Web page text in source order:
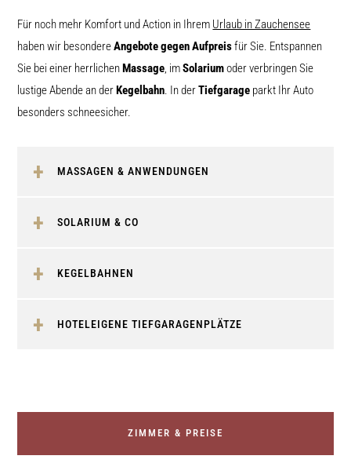
Für noch mehr Komfort und Action in Ihrem Urlaub in Zauchensee
haben wir besondereAngebote gegen Aufpreisfür Sie. Entspannen
Sie bei einer herrlichen Massage, imSolariumoder verbringen Sie
lustige Abende an der Kegelbahn. In derTiefgarage parkt Ihr Auto
besonders schneesicher.
MASSAGEN & ANWENDUNGEN
SOLARIUM & CO
KEGELBAHNEN
HOTELEIGENE TIEFGARAGENPLÄTZE
ZIMMER & PREISE